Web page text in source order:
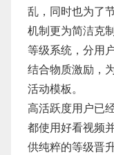
乱，同时也为了
机制更为简洁克
等级系统，分用
结合物质激励，
活动模板。
高活跃度用户已
都使用好看视频
供纯粹的等级晋